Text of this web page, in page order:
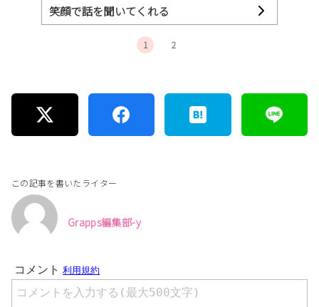
笑顔で話を聞いてくれる
1 2
この記事を書いたライター
Grapps編集部-y